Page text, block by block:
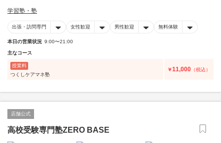
学習塾・塾
出張・訪問専門 女性歓迎 男性歓迎 無料体験
本日の営業状況 9:00〜21:00
主なコース
授業料
つくしケアマネ塾
￥11,000 （税込）
店舗公式
高校受験専門塾ZERO BASE